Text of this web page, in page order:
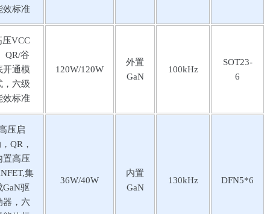
效标准
压VCC
QR/⾕
开通模
，六级
效标准
120W/120W
外置
GaN
100kHz
SOT23-
6
压启
QR，
置高压
集
GaN驱
器，六
36W/40W
内置
GaN
130kHz DFN5*6